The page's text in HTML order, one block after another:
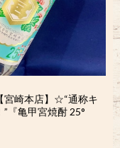
宮崎本店】☆“通称キ
”『亀甲宮焼酎 25°